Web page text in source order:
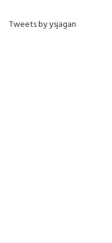
Tweets by ysjagan